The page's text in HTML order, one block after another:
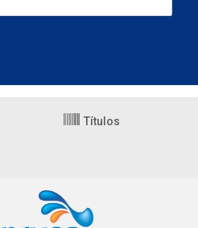
Títulos